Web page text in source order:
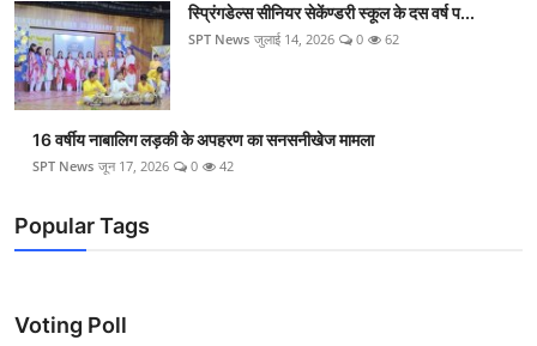
स्प्रिंगडेल्स सीनियर सेकेंण्डरी स्कूल के दस वर्ष प...
SPT News जुलाई 14, 2026 0 62
16 वर्षीय नाबालिग लड़की के अपहरण का सनसनीखेज मामला
SPT News जून 17, 2026 0 42
Popular Tags
Voting Poll